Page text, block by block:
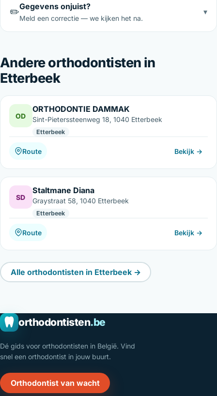
✏️Gegevens onjuist?
Meld een correctie — we kijken het na.
▾
Andere orthodontisten in
Etterbeek
OD
ORTHODONTIE DAMMAK
Sint-Pieterssteenweg 18, 1040 Etterbeek
Etterbeek
Route Bekijk →
SD
Staltmane Diana
Graystraat 58, 1040 Etterbeek
Etterbeek
Route Bekijk →
Alle orthodontisten in Etterbeek →
orthodontisten.be
Dé gids voor orthodontisten in België. Vind
snel een orthodontist in jouw buurt.
Orthodontist van wacht